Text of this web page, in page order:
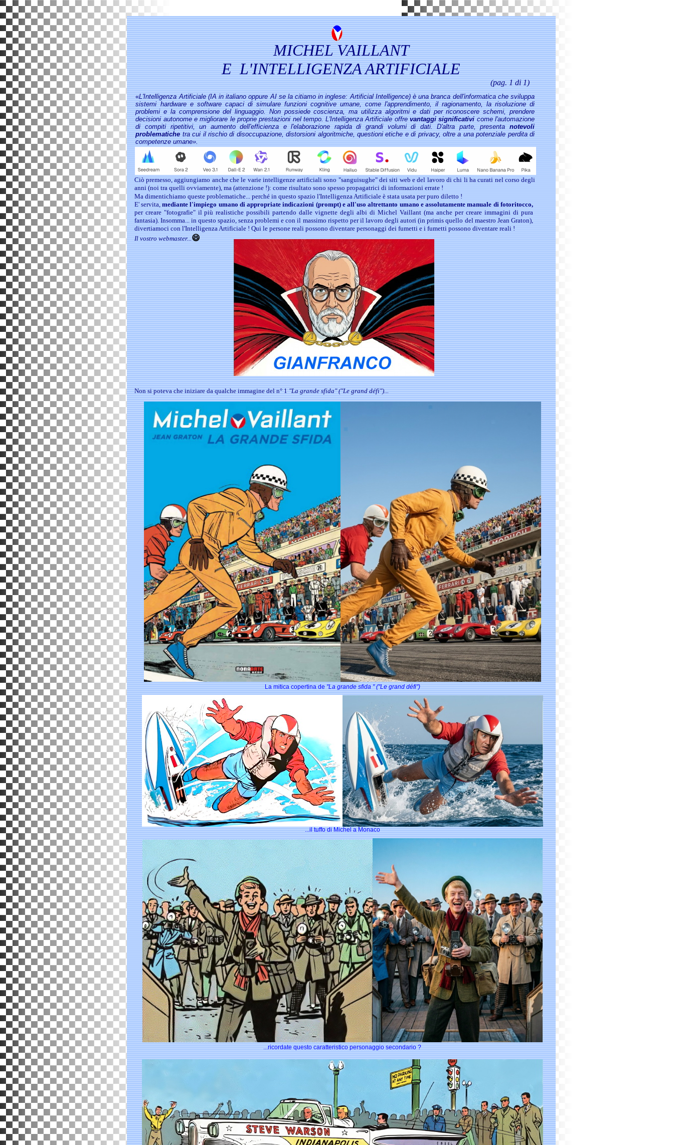
MICHEL VAILLANT
E L'INTELLIGENZA ARTIFICIALE
(pag. 1 di 1)
«L'Intelligenza Artificiale (IA in italiano oppure AI se la citiamo in inglese: Artificial Intelligence) è una branca dell'informatica che sviluppa
sistemi hardware e software capaci di simulare funzioni cognitive umane, come l'apprendimento, il ragionamento, la risoluzione di
problemi e la comprensione del linguaggio. Non possiede coscienza, ma utilizza algoritmi e dati per riconoscere schemi, prendere
decisioni autonome e migliorare le proprie prestazioni nel tempo. L'Intelligenza Artificiale offrevantaggi significativi come l'automazione
di compiti ripetitivi, un aumento dell'efficienza e l'elaborazione rapida di grandi volumi di dati. D'altra parte, presenta notevoli
problematiche tra cui il rischio di disoccupazione, distorsioni algoritmiche, questioni etiche e di privacy, oltre a una potenziale perdita di
competenze umane».
Ciò premesso, aggiungiamo anche che le varie intelligenze artificiali sono "sanguisughe" dei siti web e del lavoro di chi li ha curati nel corso degli
anni (noi tra quelli ovviamente), ma (attenzione !): come risultato sono spesso propagatrici di informazioni errate !
Ma dimentichiamo queste problematiche... perché in questo spazio l'Intelligenza Artificiale è stata usata per puro diletto !
E' servita,mediante l'impiego umano di appropriate indicazioni (prompt) e all'uso altrettanto umano e assolutamente manuale di fotoritocco,
per creare "fotografie" il più realistiche possibili partendo dalle vignette degli albi di Michel Vaillant (ma anche per creare immagini di pura
fantasia). Insomma... in questo spazio, senza problemi e con il massimo rispetto per il lavoro degli autori (in primis quello del maestro Jean Graton),
divertiamoci con l'Intelligenza Artificiale ! Qui le persone reali possono diventare personaggi dei fumetti e i fumetti possono diventare reali !
Il vostro webmaster...😄
Non si poteva che iniziare da qualche immagine del n° 1 "La grande sfida" ("Le grand défi")...
La mitica copertina de"La grande sfida " ("Le grand défi")
...il tuffo di Michel a Monaco
...ricordate questo caratteristico personaggio secondario ?